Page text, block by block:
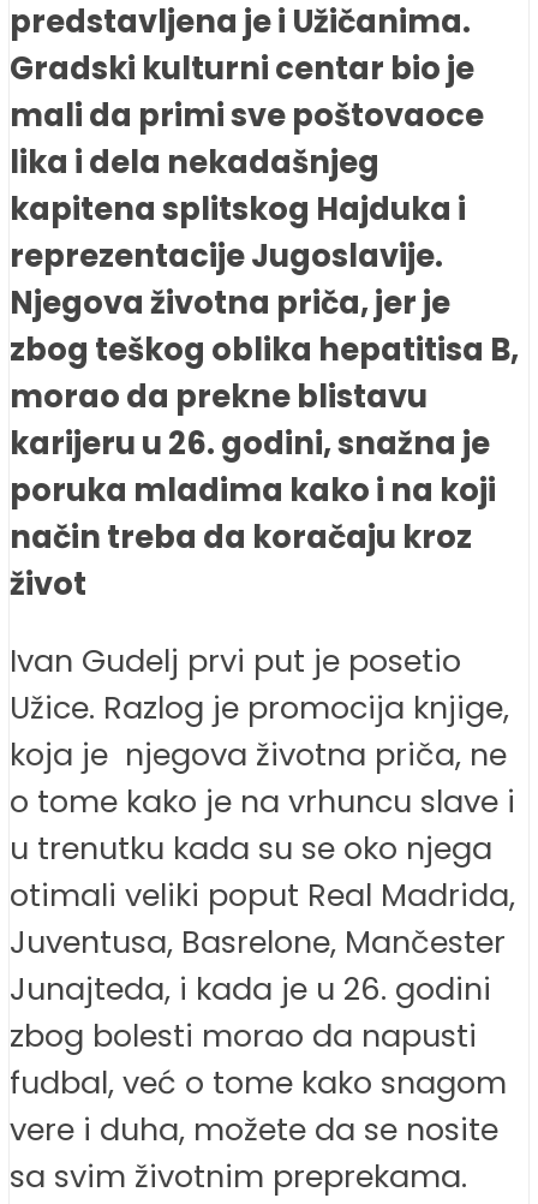
predstavljena je i Užičanima.
Gradski kulturni centar bio je
mali da primi sve poštovaoce
lika i dela nekadašnjeg
kapitena splitskog Hajduka i
reprezentacije Jugoslavije.
Njegova životna priča, jer je
zbog teškog oblika hepatitisa B,
morao da prekne blistavu
karijeru u 26. godini, snažna je
poruka mladima kako i na koji
način treba da koračaju kroz
život
Ivan Gudelj prvi put je posetio
Užice. Razlog je promocija knjige,
koja je njegova životna priča, ne
o tome kako je na vrhuncu slave i
u trenutku kada su se oko njega
otimali veliki poput Real Madrida,
Juventusa, Basrelone, Mančester
Junajteda, i kada je u 26. godini
zbog bolesti morao da napusti
fudbal, već o tome kako snagom
vere i duha, možete da se nosite
sa svim životnim preprekama.